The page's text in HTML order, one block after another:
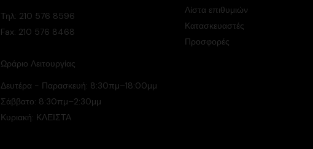
Τηλ: 210 576 8596
Fax: 210 576 8468
Ωράριο Λειτουργίας
Δευτέρα - Παρασκευή: 8:30πμ–18:00μμ
Σάββατο: 8:30πμ–2:30μμ
Κυριακή: ΚΛΕΙΣΤΑ
Λίστα επιθυμιών
Κατασκευαστές
Προσφορές